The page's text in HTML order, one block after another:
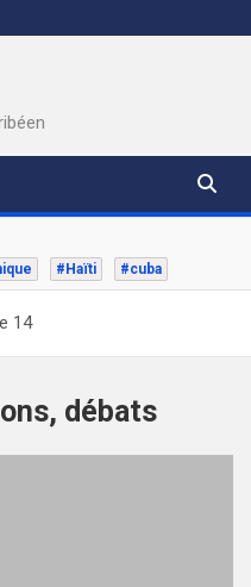
#Haïti #cuba
14
débats